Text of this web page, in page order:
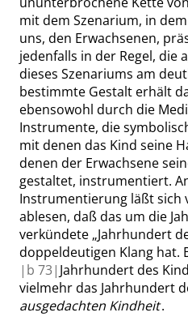
mit dem Szenarium, in
uns, den Erwachsenen,
jedenfalls in der Regel, die
dieses Szenariums am
bestimmte Gestalt erhält
ebensowohl durch die
Instrumente, die
mit denen das Kind seine
denen der Erwachsene
gestaltet, instrumentiert.
Instrumentierung läßt sich
ablesen, daß das um die
verkündete „Jahrhundert
doppeldeutigen Klang hat.
| b 73| Jahrhundert des
vielmehr das Jahrhundert
ausgedachten Kindheit.